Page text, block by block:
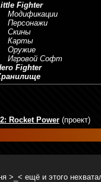
Fighter
Модификации
Персонажи
Скины
Карты
Оружие
Игровой Софт
Fighter
Rocket Power (проект)
>_< ещё и этого